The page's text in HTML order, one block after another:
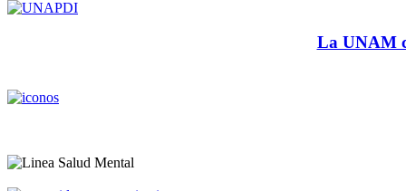
La UNAM